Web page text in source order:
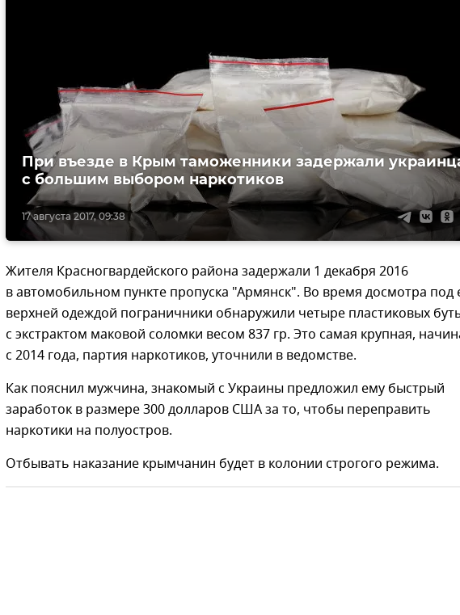
17 августа 2017, 09:38
При въезде в Крым таможенники задержали
с большим выбором наркотиков
Жителя Красногвардейского района задержали 1 декабря 2016
в автомобильном пункте пропуска "Армянск". Во время досмотра под
верхней одеждой пограничники обнаружили четыре пластиковых
с экстрактом маковой соломки весом 837 гр. Это самая крупная,
с 2014 года, партия наркотиков, уточнили в ведомстве.
Как пояснил мужчина, знакомый с Украины предложил ему быстрый
заработок в размере 300 долларов США за то, чтобы переправить
наркотики на полуостров.
Отбывать наказание крымчанин будет в колонии строгого режима.